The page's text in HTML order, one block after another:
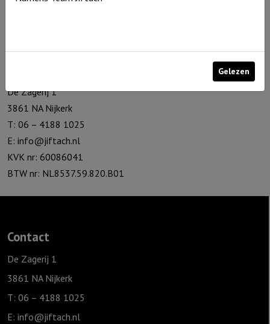
Troost en bemoediging
De Zagerij 1
3861 NA Nijkerk
T: 06 – 4188 1025
E: info@jiftach.nl
KVK nr: 60086041
BTW nr: NL8537.59.820.B01
Contact
De Zagerij 1
3861 NA Nijkerk
T: 06 – 4188 1025
E: info@jiftach.nl
Gelezen